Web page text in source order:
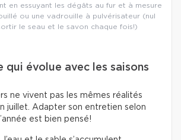
en essuyant les dégâts au fur et à mesure
ou une vadrouille à pulvérisateur (nul
le seau et le savon chaque fois!)
qui évolue avec les saisons
ne vivent pas les mêmes réalités
juillet. Adapter son entretien selon
est bien pensé!